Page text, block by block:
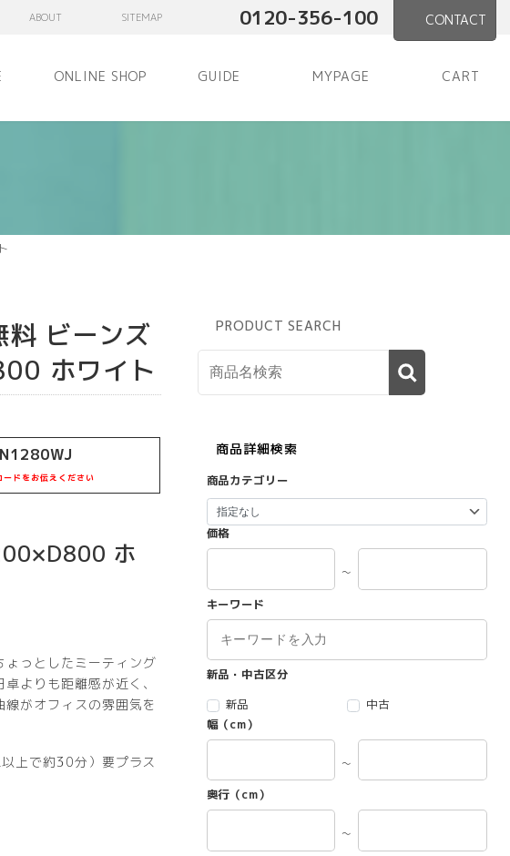
ABOUT SITEMAP 0120-356-100 CONTACT
ONLINE SHOP GUIDE MYPAGE CART
料 ビーンズ
ホワイト
ドをお伝えください
ホ
ょっとしたミーティング
よりも距離感が近く、
がオフィスの雰囲気を
上で約30分）要プラス
PRODUCT SEARCH
商品詳細検索
商品カテゴリー
価格
～
キーワード
新品・中古区分
新品
中古
幅（cm）
～
奥行（cm）
～